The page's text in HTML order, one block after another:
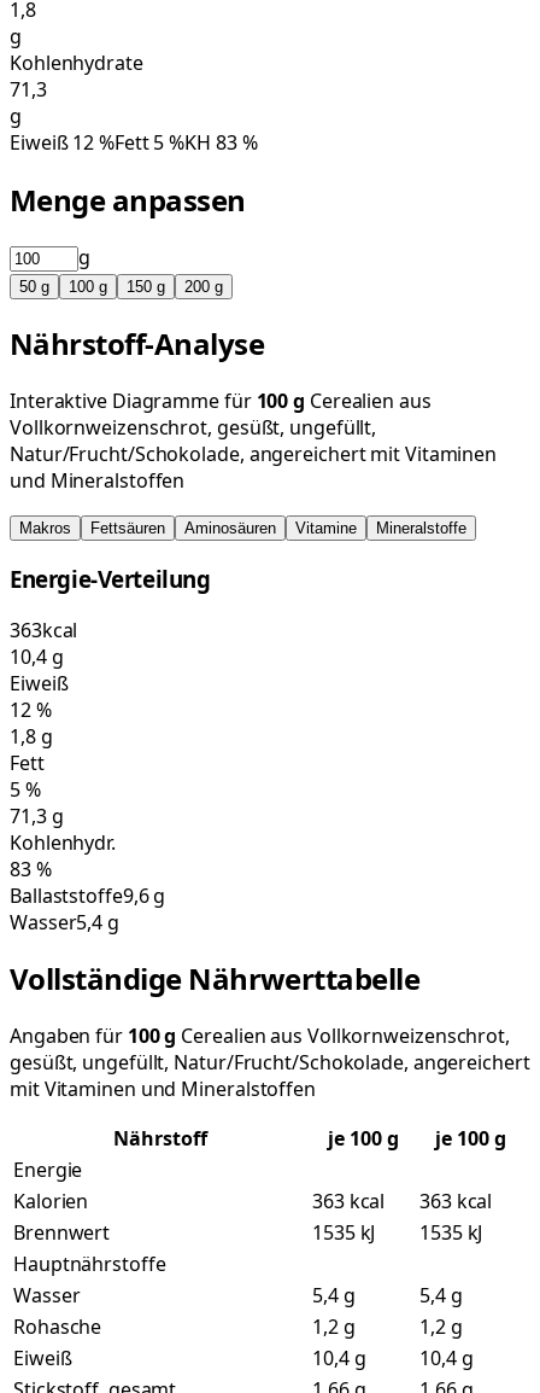
1,8
g
Kohlenhydrate
71,3
g
Eiweiß12%Fett5%KH 83%
Menge anpassen
g
50 g 100 g 150 g 200 g
Nährstoff-Analyse
Interaktive Diagramme für 100g Cerealien aus
Vollkornweizenschrot, gesüßt, ungefüllt,
Natur/Frucht/Schokolade, angereichert mit Vitaminen
und Mineralstoffen
Makros Fettsäuren Aminosäuren Vitamine Mineralstoffe
Energie-Verteilung
363kcal
10,4g
Eiweiß
12%
1,8g
Fett
5%
71,3g
Kohlenhydr.
83%
Ballaststoffe9,6 g
Wasser5,4 g
Vollständige Nährwerttabelle
Angaben für 100g Cerealien aus Vollkornweizenschrot,
gesüßt, ungefüllt, Natur/Frucht/Schokolade, angereichert
mit Vitaminen und Mineralstoffen
Nährstoff
je 100g
je 100 g
Energie
Kalorien
363 kcal
363 kcal
Brennwert
1535 kJ
1535 kJ
Hauptnährstoffe
Wasser
5,4 g
5,4 g
Rohasche
1,2 g
1,2 g
Eiweiß
10,4 g
10,4 g